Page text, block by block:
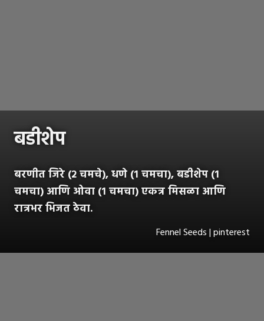
बडीशेप
बरणीत जिरे (२ चमचे), धणे (१ चमचा), बडीशेप (१
चमचा) आणि ओवा (१ चमचा) एकत्र मिसळा आणि
रात्रभर भिजत ठेवा.
Fennel Seeds | pinterest